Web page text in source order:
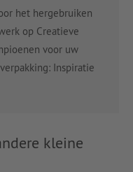
het hergebruiken
op Creatieve
voor uw
Inspiratie
kleine